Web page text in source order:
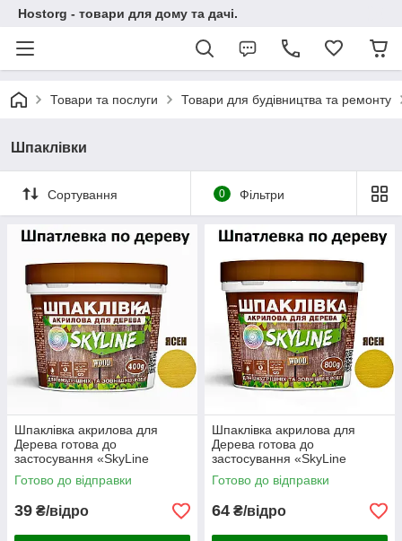
Hostorg - товари для дому та дачі.
Товари та послуги Товари для будівництва та ремонту
Шпаклівки
Сортування 0 Фільтри
Шпаклівка акрилова для
Дерева готова до
застосування «SkyLine
Wood» Ясен 400 г
Готово до відправки
39 ₴/відро
Шпаклівка акрилова для
Дерева готова до
застосування «SkyLine
Wood» Ясен 800 г
Готово до відправки
64 ₴/відро